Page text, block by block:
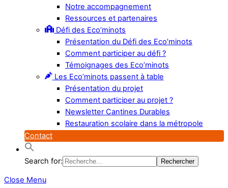
Notre accompagnement
Ressources et partenaires
Défi des Eco’minots
Présentation du Défi des Eco’minots
Comment participer au défi ?
Témoignages des Eco’minots
Les Eco’minots passent à table
Présentation du projet
Comment participer au projet ?
Newsletter Cantines Durables
Restauration scolaire dans la métropole
Contact
Search for:
Close Menu